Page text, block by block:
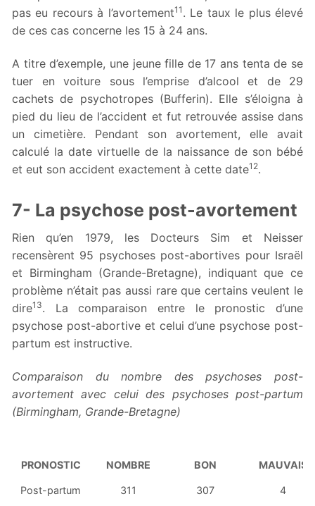
pas eu recours à l’avortement11 . Le taux le plus élevé
de ces cas concerne les 15 à 24 ans.
A titre d’exemple, une jeune fille de 17 ans tenta de se
tuer en voiture sous l’emprise d’alcool et de 29
cachets de psychotropes (Bufferin). Elle s’éloigna à
pied du lieu de l’accident et fut retrouvée assise dans
un cimetière. Pendant son avortement, elle avait
calculé la date virtuelle de la naissance de son bébé
et eut son accident exactement à cette date12.
7- La psychose post-avortement
Rien qu’en 1979, les Docteurs Sim et Neisser
recensèrent 95 psychoses post-abortives pour Israël
et Birmingham (Grande-Bretagne), indiquant que ce
problème n’était pas aussi rare que certains veulent le
dire13. La comparaison entre le pronostic d’une
psychose post-abortive et celui d’une psychose post-
partum est instructive.
Comparaison du nombre des psychoses post-
avortement avec celui des psychoses post-partum
(Birmingham, Grande-Bretagne)
PRONOSTIC NOMBRE BON MAUVAIS
Post-partum 311 307 4